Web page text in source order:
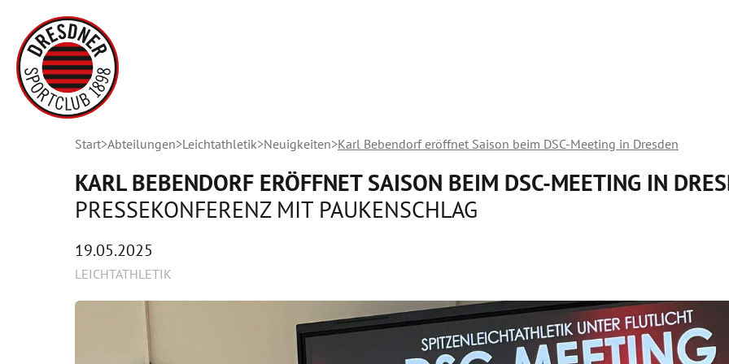
Start Abteilungen Leichtathletik Neuigkeiten Karl Bebendorf eröffnet Saison beim DSC-Meeting in Dresden
KARL BEBENDORF ERÖFFNET SAISON BEIM DSC-MEETING IN
PRESSEKONFERENZ MIT PAUKENSCHLAG
19.05.2025
LEICHTATHLETIK